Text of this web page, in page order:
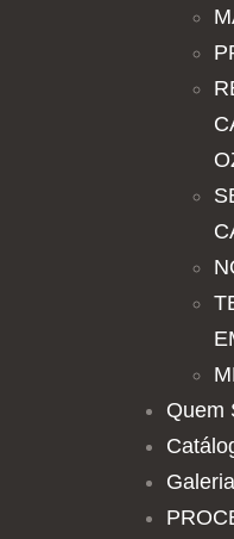
Quem
Galeria